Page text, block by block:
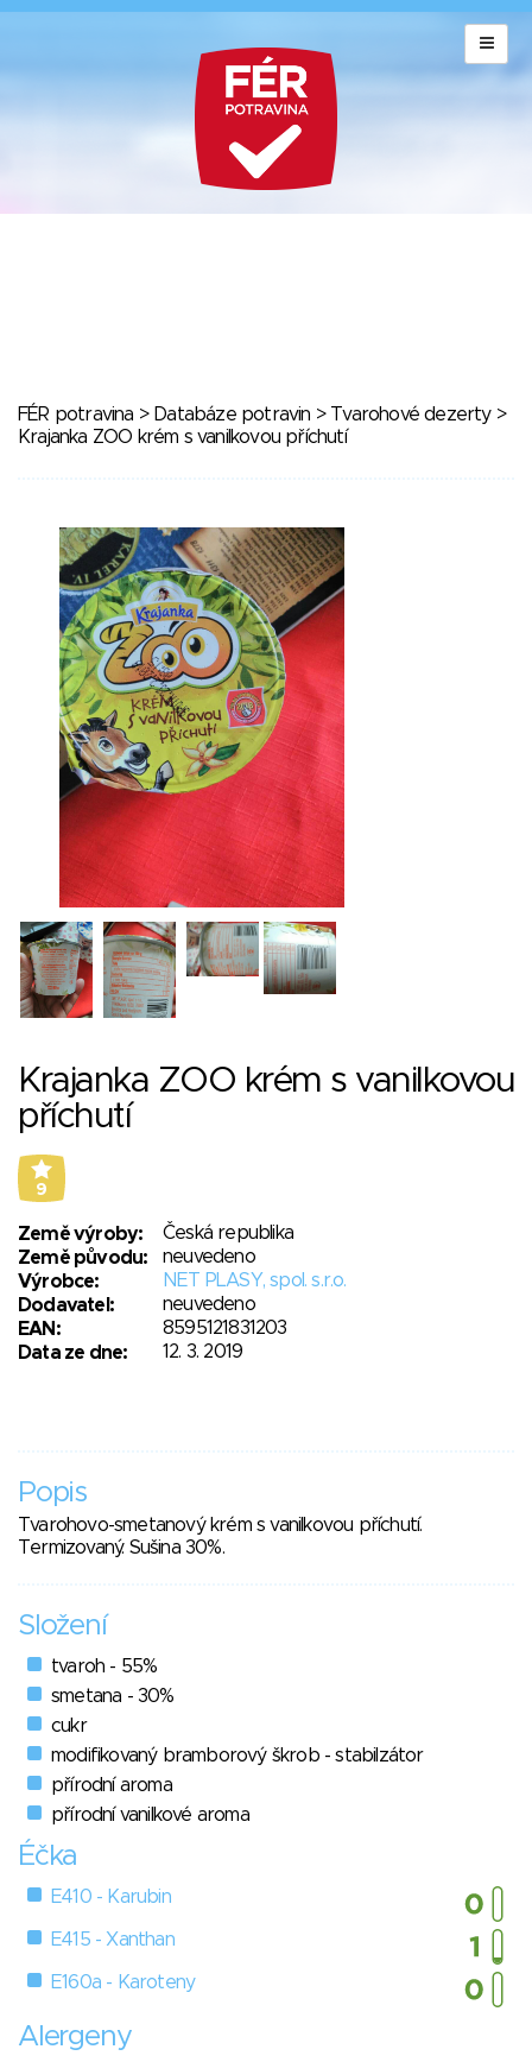
FÉR potravina > Databáze potravin > Tvarohové dezerty>
Krajanka ZOO krém s vanilkovou příchutí
Krajanka ZOO krém s vanilkovou
příchutí
9
Země výroby:
Česká republika
Země původu:
neuvedeno
Výrobce:
NET PLASY, spol. s.r.o.
Dodavatel:
neuvedeno
EAN:
8595121831203
Data ze dne:
12. 3. 2019
Popis
Tvarohovo-smetanový krém s vanilkovou příchutí.
Termizovaný. Sušina 30%.
Složení
tvaroh - 55%
smetana - 30%
cukr
modifikovaný bramborový škrob - stabilzátor
přírodní aroma
přírodní vanilkové aroma
Éčka
E410 - Karubin
E415 - Xanthan
E160a - Karoteny
Alergeny